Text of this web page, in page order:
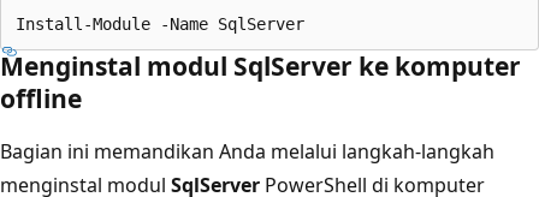
Menginstal modul SqlServer ke komputer
offline
Bagian ini memandikan Anda melalui langkah-langkah
menginstal modul SqlServer PowerShell di komputer